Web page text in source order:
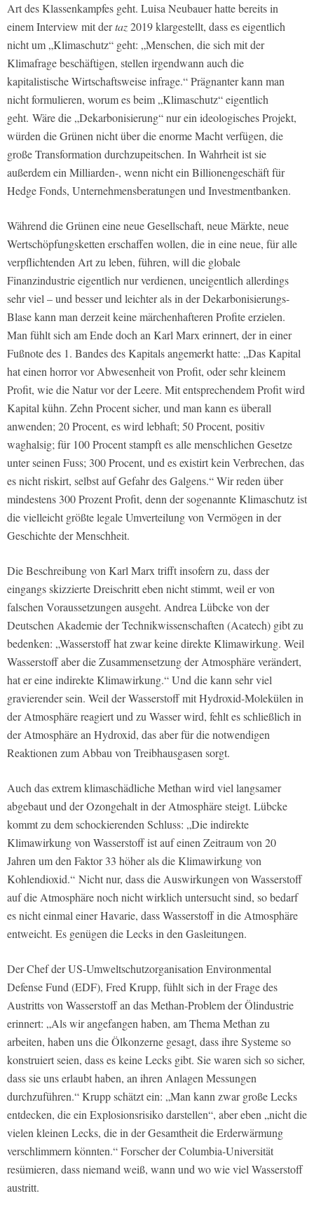
Art des Klassenkampfes geht. Luisa Neubauer hatte bereits in
einem Interview mit dertaz2019 klargestellt, dass es eigentlich
nicht um „Klimaschutz“ geht: „Menschen, die sich mit der
Klimafrage beschäftigen, stellen irgendwann auch die
kapitalistische Wirtschaftsweise infrage.“ Prägnanter kann man
nicht formulieren, worum es beim „Klimaschutz“ eigentlich
geht. Wäre die „Dekarbonisierung“ nur ein ideologisches Projekt,
würden die Grünen nicht über die enorme Macht verfügen, die
große Transformation durchzupeitschen. In Wahrheit ist sie
außerdem ein Milliarden-, wenn nicht ein Billionengeschäft für
Hedge Fonds, Unternehmensberatungen und Investmentbanken.
Während die Grünen eine neue Gesellschaft, neue Märkte, neue
Wertschöpfungsketten erschaffen wollen, die in eine neue, für alle
verpflichtenden Art zu leben, führen, will die globale
Finanzindustrie eigentlich nur verdienen, uneigentlich allerdings
sehr viel – und besser und leichter als in der Dekarbonisierungs-
Blase kann man derzeit keine märchenhafteren Profite erzielen.
Man fühlt sich am Ende doch an Karl Marx erinnert, der in einer
Fußnote des 1. Bandes des Kapitals angemerkt hatte: „Das Kapital
hat einen horror vor Abwesenheit von Profit, oder sehr kleinem
Profit, wie die Natur vor der Leere. Mit entsprechendem Profit wird
Kapital kühn. Zehn Procent sicher, und man kann es überall
anwenden; 20 Procent, es wird lebhaft; 50 Procent, positiv
waghalsig; für 100 Procent stampft es alle menschlichen Gesetze
unter seinen Fuss; 300 Procent, und es existirt kein Verbrechen, das
es nicht riskirt, selbst auf Gefahr des Galgens.“ Wir reden über
mindestens 300 Prozent Profit, denn der sogenannte Klimaschutz ist
die vielleicht größte legale Umverteilung von Vermögen in der
Geschichte der Menschheit.
Die Beschreibung von Karl Marx trifft insofern zu, dass der
eingangs skizzierte Dreischritt eben nicht stimmt, weil er von
falschen Voraussetzungen ausgeht. Andrea Lübcke von der
Deutschen Akademie der Technikwissenschaften (Acatech) gibt zu
bedenken: „Wasserstoff hat zwar keine direkte Klimawirkung. Weil
Wasserstoff aber die Zusammensetzung der Atmosphäre verändert,
hat er eine indirekte Klimawirkung.“ Und die kann sehr viel
gravierender sein. Weil der Wasserstoff mit Hydroxid-Molekülen in
der Atmosphäre reagiert und zu Wasser wird, fehlt es schließlich in
der Atmosphäre an Hydroxid, das aber für die notwendigen
Reaktionen zum Abbau von Treibhausgasen sorgt.
Auch das extrem klimaschädliche Methan wird viel langsamer
abgebaut und der Ozongehalt in der Atmosphäre steigt. Lübcke
kommt zu dem schockierenden Schluss: „Die indirekte
Klimawirkung von Wasserstoff ist auf einen Zeitraum von 20
Jahren um den Faktor 33 höher als die Klimawirkung von
Kohlendioxid.“ Nicht nur, dass die Auswirkungen von Wasserstoff
auf die Atmosphäre noch nicht wirklich untersucht sind, so bedarf
es nicht einmal einer Havarie, dass Wasserstoff in die Atmosphäre
entweicht. Es genügen die Lecks in den Gasleitungen.
Der Chef der US-Umweltschutzorganisation Environmental
Defense Fund (EDF), Fred Krupp, fühlt sich in der Frage des
Austritts von Wasserstoff an das Methan-Problem der Ölindustrie
erinnert: „Als wir angefangen haben, am Thema Methan zu
arbeiten, haben uns die Ölkonzerne gesagt, dass ihre Systeme so
konstruiert seien, dass es keine Lecks gibt. Sie waren sich so sicher,
dass sie uns erlaubt haben, an ihren Anlagen Messungen
durchzuführen.“ Krupp schätzt ein: „Man kann zwar große Lecks
entdecken, die ein Explosionsrisiko darstellen“, aber eben „nicht die
vielen kleinen Lecks, die in der Gesamtheit die Erderwärmung
verschlimmern könnten.“ Forscher der Columbia-Universität
resümieren, dass niemand weiß, wann und wo wie viel Wasserstoff
austritt.